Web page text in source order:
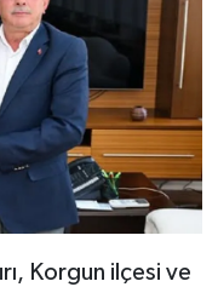
Korgun ilçesi ve